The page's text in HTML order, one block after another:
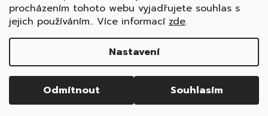
procházením tohoto webu vyjadřujete souhlas s
jejich používáním.. Více informací zde.
Nastavení
Odmítnout Souhlasím
Copyright 2026ooo.wine. Všechna práva vyhrazena.
Upravit nastavení cookies